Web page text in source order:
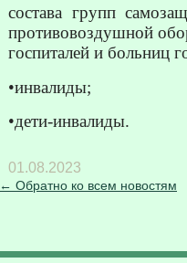
состава групп
противовоздушной
госпиталей и больниц
•инвалиды;
•дети-инвалиды.
01.08.2023
← Обратно ко всем новостям